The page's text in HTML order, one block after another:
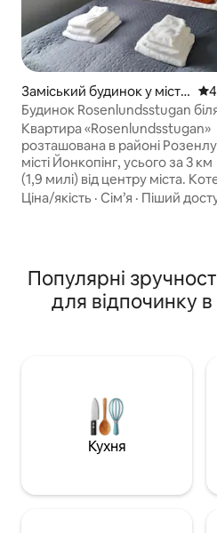
Заміський будинок у місті
Rosenlund
Будинок Rosenlundsstugan
Веттерн, Елмія та центру міста
Квартира «Rosenlundsstugan»
розташована в районі
місті Йонкопінг, усього за 3 км
(1,9 милі) від центру міста. Котедж
чудово розташований
«Husqvarna». Ви орендуєте повністю
автономний котедж з
кухонною лавкою та міні-
прибуття ліжка застеляються
від кількості гостей. Ласкаво просимо
в Rosenlundsstugan - сучасний
заміський будинок у
Ціна/якість · Сім’я · Піший
Популярні
для відпочинку в
Кухня